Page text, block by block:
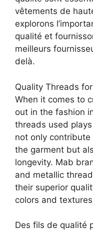
vêtements de
explorons
qualité et
meilleurs
delà.
Quality Threads
When it comes to
out in the fashion
threads used
not only
the garment but
longevity. Mab
and metallic
their superior
colors and
Des fils de qualité